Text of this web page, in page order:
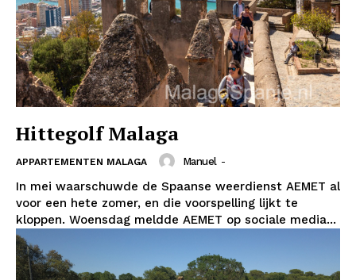
Hittegolf Malaga
APPARTEMENTEN MALAGA Manuel -
In mei waarschuwde de Spaanse weerdienst AEMET al
voor een hete zomer, en die voorspelling lijkt te
kloppen. Woensdag meldde AEMET op sociale media...